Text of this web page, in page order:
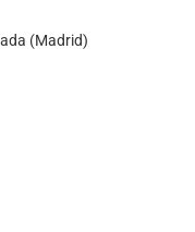
(Madrid)